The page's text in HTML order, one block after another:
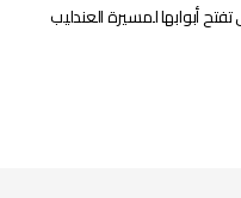
أبوابها لمسيرة العندليب